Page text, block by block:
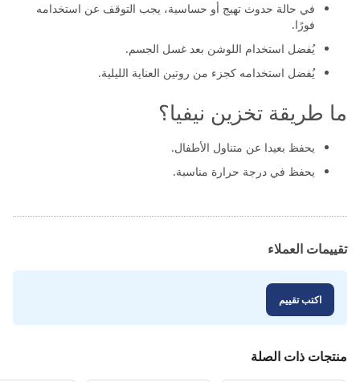
في حالة حدوث تهيج أو حساسية، يجب التوقف عن استخدامه
فورًا.
يُفضل استخدام اللوشن بعد غسل الجسم.
يُفضل استخدامه كجزء من روتين العناية الليلية.
ما طريقة تخزين نيفيا؟
يحفظ بعيدا عن متناول الأطفال.
يحفظ في درجة حرارة مناسبة.
تقييمات العملاء
اكتب تقييم
منتجات ذات الصلة